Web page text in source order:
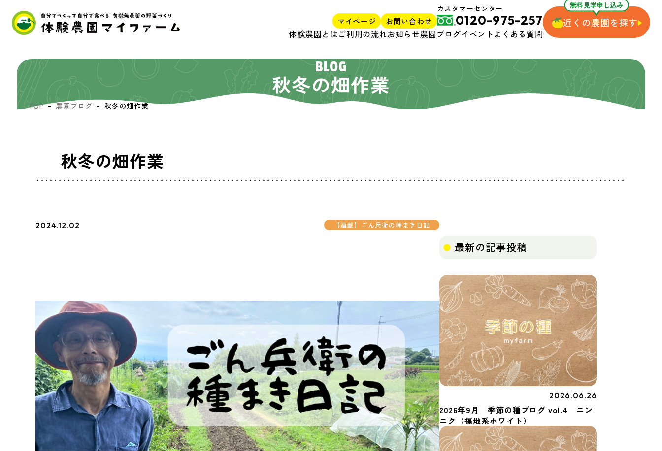
マイページ お問い合わせ
カスタマーセンター
0120-975-257
体験農園とはご利用の流れお知らせ農園ブログイベントよくある質問
無料見学申し込み
近くの農園を探す
BLOG
秋冬の畑作業
TOP 農園ブログ 秋冬の畑作業
秋冬の畑作業
2024.12.02 【連載】ごん兵衛の種まき日記
最新の記事投稿
2026.06.26
2026年9月 季節の種ブログ vol.4 ニン
ニク（福地系ホワイト）